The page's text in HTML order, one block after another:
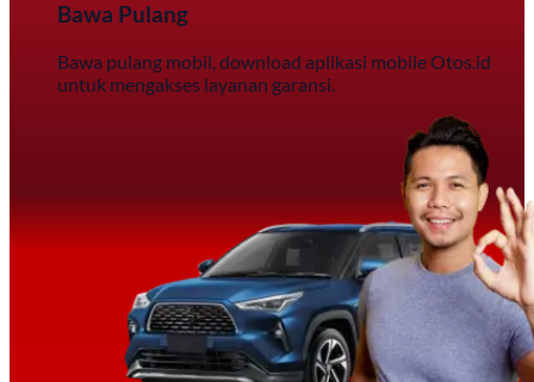
Bawa Pulang
Bawa pulang mobil, download aplikasi mobile Otos.id
untuk mengakses layanan garansi.